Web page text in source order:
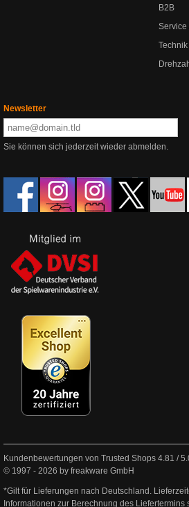
B2B
Service
Newsletter
Sie können sich jederzeit wieder abmelden.
Kundenbewertungen von Trusted Shops 4.81 /
© 1997 - 2026 by freakware GmbH
*Gilt für Lieferungen nach Deutschland.
Informationen zur Berechnung des Liefertermins